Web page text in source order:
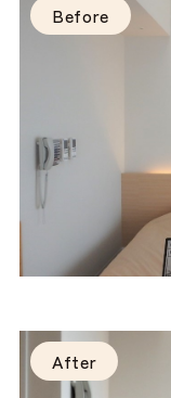
Before
After